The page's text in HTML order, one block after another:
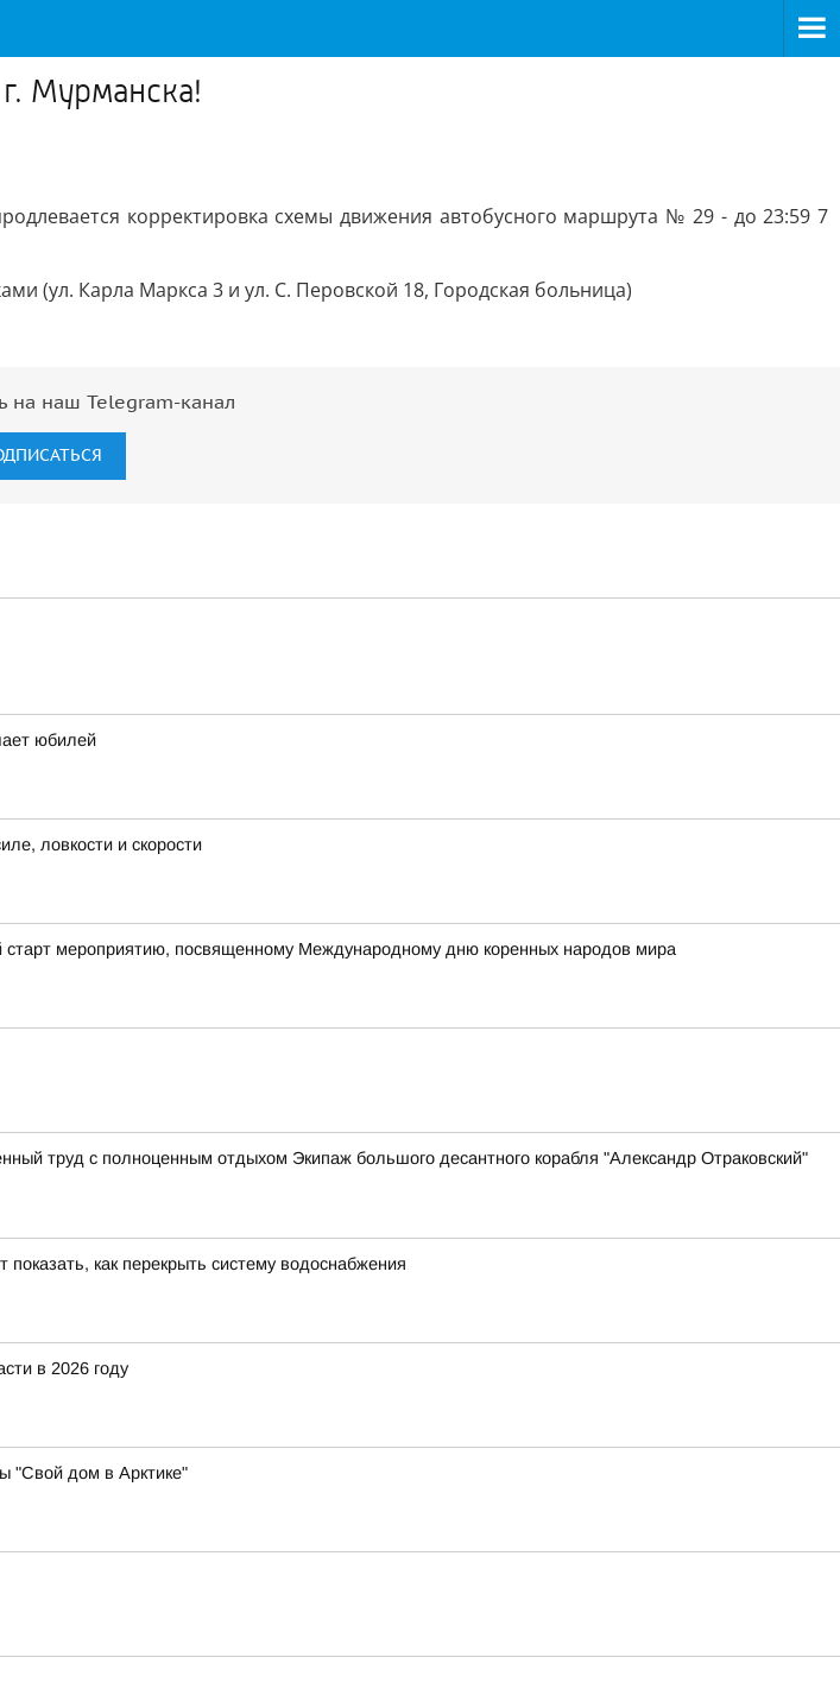
Мурманска!
корректировка схемы движения автобусного маршрута № 29 - до 23:59 7
(ул. Карла Маркса 3 и ул. С. Перовской 18, Городская больница)
на наш Telegram-канал
юбилей
ловкости и скорости
мероприятию, посвященному Международному дню коренных народов мира
труд с полноценным отдыхом Экипаж большого десантного корабля "Александр Отраковский"
как перекрыть систему водоснабжения
в 2026 году
"Свой дом в Арктике"